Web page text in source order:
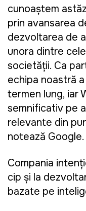
cunoaștem
prin avansarea
dezvoltarea de
unora dintre
societății. Ca
echipa noastră
termen lung, iar
semnificativ pe
relevante din
notează Google.
Compania
cip și la
bazate pe